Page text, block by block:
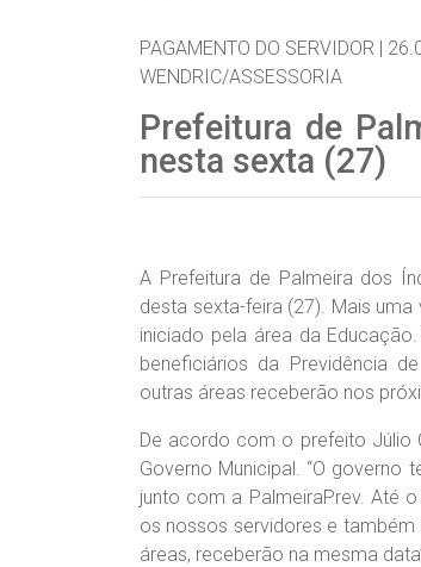
PAGAMENTO DO SERVIDOR |
WENDRIC/ASSESSORIA
Prefeitura de
nesta sexta (27)
A Prefeitura de Palmeira dos
desta sexta-feira (27). Mais
iniciado pela área da
beneficiários da Previdência
outras áreas receberão nos
De acordo com o prefeito Júlio
Governo Municipal. “O
junto com a PalmeiraPrev. Até
os nossos servidores e
áreas, receberão na mesma